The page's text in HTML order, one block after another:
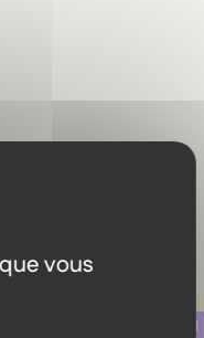
vous